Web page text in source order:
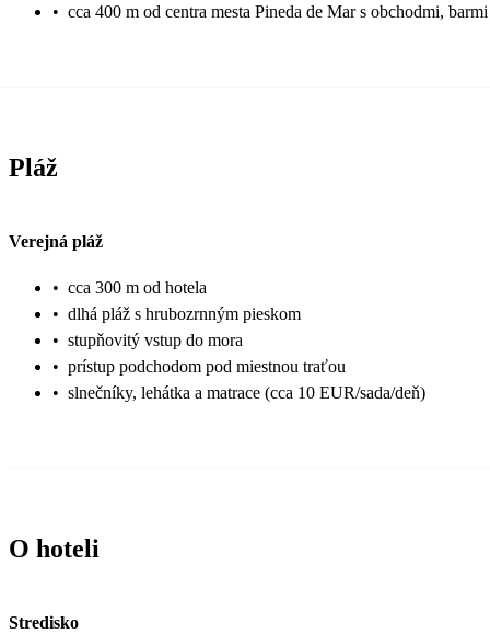
• cca 400 m od centra mesta Pineda de Mar s obchodmi,
Pláž
Verejná pláž
• cca 300 m od hotela
• dlhá pláž s hrubozrnným pieskom
• stupňovitý vstup do mora
• prístup podchodom pod miestnou traťou
• slnečníky, lehátka a matrace (cca 10 EUR/sada/deň)
O hoteli
Stredisko